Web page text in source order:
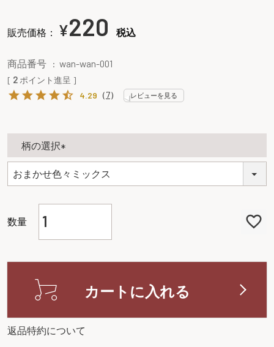
販売価格： ¥220 税込
商品番号 wan-wan-001
[ 2 ポイント進呈 ]
4.29 （7） レビューを見る
柄の選択
必
カートに入れる
返品特約について